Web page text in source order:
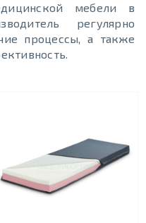
мебели в
регулярно
процессы, а также